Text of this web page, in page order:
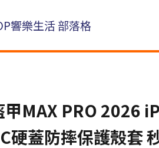
響樂生活 部落格
甲MAX PRO 2026
硬蓋防摔保護殼套